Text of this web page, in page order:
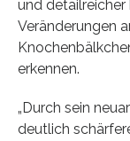
und
Veränderungen
erkennen.
„Durch sein
deutlich